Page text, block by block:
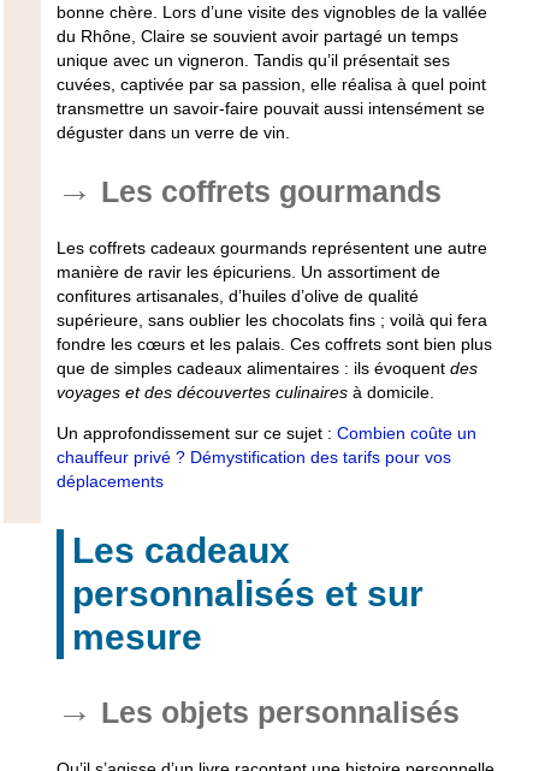
bonne chère. Lors d’une visite des vignobles de la vallée
du Rhône, Claire se souvient avoir partagé un temps
unique avec un vigneron. Tandis qu’il présentait ses
cuvées, captivée par sa passion, elle réalisa à quel point
transmettre un savoir-faire pouvait aussi intensément se
déguster dans un verre de vin.
Les coffrets gourmands
Les coffrets cadeaux gourmands représentent une autre
manière deravir les épicuriens. Un assortiment de
confitures artisanales, d’huiles d’olive de qualité
supérieure, sans oublier les chocolats fins ; voilà qui fera
fondre les cœurs et les palais. Ces coffrets sont bien plus
que de simples cadeaux alimentaires : ils évoquentdes
voyages et des découvertes culinaires à domicile.
Un approfondissement sur ce sujet : Combien coûte un
chauffeur privé ? Démystification des tarifs pour vos
déplacements
Les cadeaux
personnalisés et sur
mesure
Les objets personnalisés